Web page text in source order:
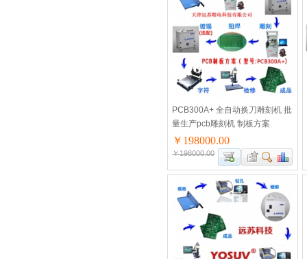
PCB300A+ 全自动换刀雕刻机 批
量生产pcb雕刻机 制板方案
￥198000.00
￥198000.00